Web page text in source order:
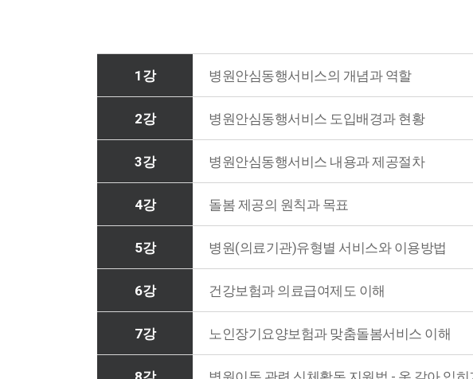
1강 병원안심동행서비스의 개념과 역할
2강 병원안심동행서비스 도입배경과 현황
3강 병원안심동행서비스 내용과 제공절차
4강 돌봄 제공의 원칙과 목표
5강 병원(의료기관)유형별 서비스와 이용방법
6강 건강보험과 의료급여제도 이해
7강 노인장기요양보험과 맞춤돌봄서비스 이해